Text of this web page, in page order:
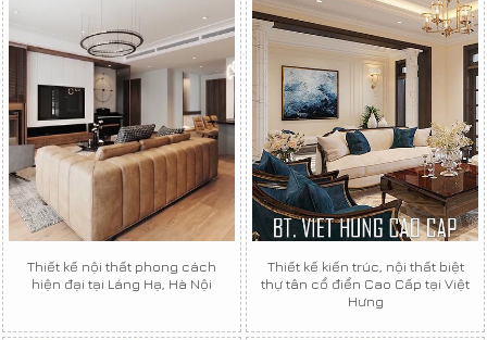
Thiết kế nội thất phong cách
hiện đại tại Láng Hạ, Hà Nội
Thiết kế kiến trúc, nội thất biệt
thự tân cổ điển Cao Cấp tại Việt
Hưng